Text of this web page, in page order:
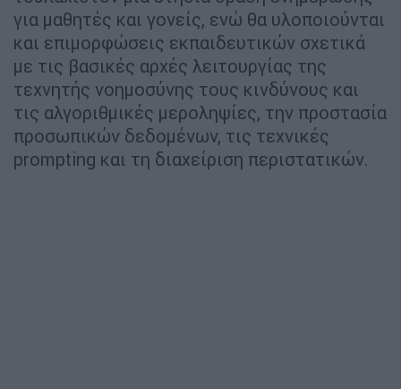
για μαθητές και γονείς, ενώ θα υλοποιούνται
και επιμορφώσεις εκπαιδευτικών σχετικά
με τις βασικές αρχές λειτουργίας της
τεχνητής νοημοσύνης τους κινδύνους και
τις αλγοριθμικές μεροληψίες, την προστασία
προσωπικών δεδομένων, τις τεχνικές
prompting και τη διαχείριση περιστατικών.